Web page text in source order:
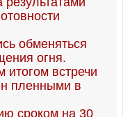
обменяться
огня.
итогом встречи
пленными в
сроком на 30